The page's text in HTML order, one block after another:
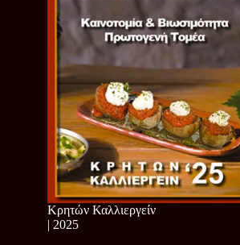
Κρητών Καλλιεργείν
| 2025